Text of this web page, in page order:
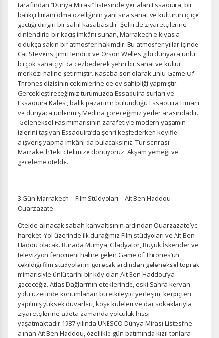
tarafından ‘’Dünya Mirası’’ listesinde yer alan Essaouira, bir
balıkçı limanı olma özelliğinin yanı sıra sanat ve kültürün iç içe
geçtiği dingin bir sahil kasabasıdır. Şehirde ziyaretçilerine
dinlendirici bir kaçış imkânı sunan, Marrakech'e kıyasla
oldukça sakin bir atmosfer hakimdir. Bu atmosfer yıllar içinde
Cat Stevens, Jimi Hendrix ve Orson Welles gibi dünyaca ünlü
birçok sanatçıyı da cezbederek şehri bir sanat ve kültür
merkezi haline getirmiştir. Kasaba son olarak ünlü Game Of
Thrones dizisinin çekimlerine de ev sahipliği yapmıştır.
Gerçekleştireceğimiz turumuzda Essaouira surları ve
Essaouira Kalesi, balık pazarının bulunduğu Essaouira Limanı
ve dünyaca ünlenmiş Medina göreceğimiz yerler arasındadır.
Geleneksel Fas mimarisinin zarafetiyle modern yaşamın
izlerini taşıyan Essaouira’da şehri keşfederken keyifle
alışveriş yapma imkânı da bulacaksınız. Tur sonrası
Marrakech’teki otelimize dönüyoruz. Akşam yemeği ve
geceleme otelde.
3.Gün Marrakech – Film Stüdyoları – Ait Ben Haddou –
Ouarzazate
Otelde alınacak sabah kahvaltısının ardından Ouarzazate’ye
hareket. Yol üzerinde ilk durağımız Film stüdyoları ve Ait Ben
Hadou olacak. Burada Mumya, Gladyatör, Büyük İskender ve
televizyon fenomeni haline gelen Game of Thrones’un
çekildiği film stüdyolarını görecek ardından geleneksel toprak
mimarisiyle ünlü tarihi bir köy olan Ait Ben Haddou’ya
geçeceğiz. Atlas Dağları’nın eteklerinde, eski Sahra kervan
yolu üzerinde konumlanan bu etkileyici yerleşim, kerpiçten
yapılmış yüksek duvarları, köşe kuleleri ve dar sokaklarıyla
ziyaretçilerine adeta zamanda yolculuk hissi
yaşatmaktadır.1987 yılında UNESCO Dünya Mirası Listesi’ne
alınan Aït Ben Haddou, özellikle gün batımında kızıl tonlara